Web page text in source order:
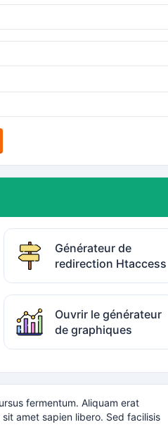
Générateur de
redirection Htaccess
Ouvrir le générateur
de graphiques
fermentum. Aliquam erat
amet sapien libero. Sed facilisis